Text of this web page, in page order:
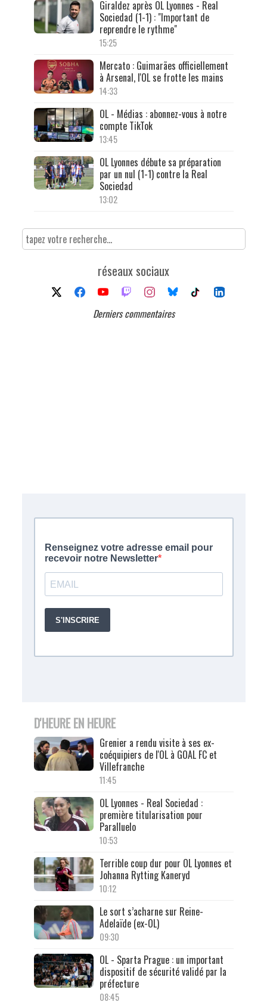
Giraldez après OL Lyonnes - Real
Sociedad (1-1) : "Important de
reprendre le rythme"
15:25
Mercato : Guimarães officiellement
à Arsenal, l'OL se frotte les mains
14:33
OL - Médias : abonnez-vous à notre
compte TikTok
13:45
OL Lyonnes débute sa préparation
par un nul (1-1) contre la Real
Sociedad
13:02
réseaux sociaux
Derniers commentaires
D'HEURE EN HEURE
Grenier a rendu visite à ses ex-
coéquipiers de l'OL à GOAL FC et
Villefranche
11:45
OL Lyonnes - Real Sociedad :
première titularisation pour
Paralluelo
10:53
Terrible coup dur pour OL Lyonnes et
Johanna Rytting Kaneryd
10:12
Le sort s’acharne sur Reine-
Adelaïde (ex-OL)
09:30
OL - Sparta Prague : un important
dispositif de sécurité validé par la
préfecture
08:45